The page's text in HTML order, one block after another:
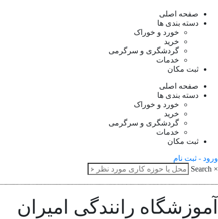
صفحه اصلی
دسته بندی ها
خورد و خوراک
خرید
گردشگری و سرگرمی
خدمات
ثبت مکان
صفحه اصلی
دسته بندی ها
خورد و خوراک
خرید
گردشگری و سرگرمی
خدمات
ثبت مکان
- ثبت نام
Search
رانندگی امیران